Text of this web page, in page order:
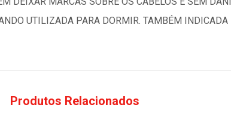
UTILIZADA PARA DORMIR. TAMBÉM INDICADA
Produtos Relacionados